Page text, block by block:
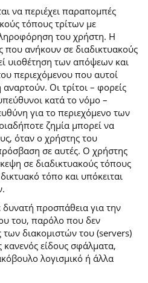
να περιέχει παραπομπές
τόπους τρίτων με
του χρήστη. Η
ανήκουν σε διαδικτυακούς
υιοθέτηση των απόψεων και
περιεχόμενου που αυτοί
Οι τρίτοι – φορείς
κατά το νόμο –
για το περιεχόμενο των
ζημία μπορεί να
όταν ο χρήστης του
σε αυτές. Ο χρήστης
σε διαδικτυακούς τόπους
τόπο και υπόκειται
προσπάθεια για την
του, παρόλο που δεν
των διακομιστών του (servers)
κανενός είδους σφάλματα,
λογισμικό ή άλλα